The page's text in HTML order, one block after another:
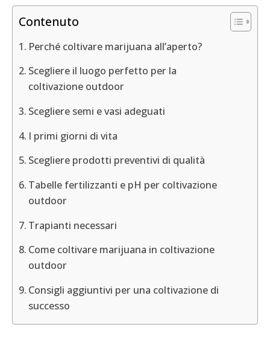
Contenuto
Perché coltivare marijuana all’aperto?
Scegliere il luogo perfetto per la
coltivazione outdoor
Scegliere semi e vasi adeguati
I primi giorni di vita
Scegliere prodotti preventivi di qualità
Tabelle fertilizzanti e pH per coltivazione
outdoor
Trapianti necessari
Come coltivare marijuana in coltivazione
outdoor
Consigli aggiuntivi per una coltivazione di
successo